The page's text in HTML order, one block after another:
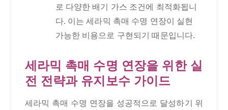
로 다양한 배기 가스 조건에 최적화됩니
다. 이는 세라믹 촉매 수명 연장이 실현
가능한 비용으로 구현되기 때문입니다.
세라믹 촉매 수명 연장을 위한 실
전 전략과 유지보수 가이드
세라믹 촉매 수명 연장을 성공적으로 달성하기 위